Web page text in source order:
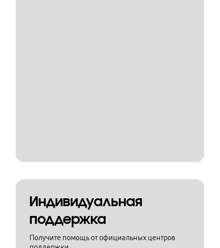
Индивидуальная
поддержка
Получите помощь от официальных центров